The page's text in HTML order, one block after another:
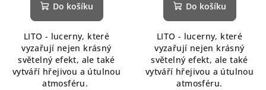
Do košíku
LITO - lucerny, které
vyzařují nejen krásný
světelný efekt, ale také
vytváří hřejivou a útulnou
atmosféru.
Do košíku
LITO - lucerny, které
vyzařují nejen krásný
světelný efekt, ale také
vytváří hřejivou a útulnou
atmosféru.